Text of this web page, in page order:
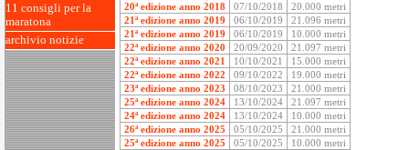
11 consigli per la
maratona
archivio notizie
20ª edizione anno 2018
07/10/2018
20.000 metri
21ª edizione anno 2019
06/10/2019
21.096 metri
21ª edizione anno 2019
06/10/2019
10.000 metri
22ª edizione anno 2020
20/09/2020
21.097 metri
22ª edizione anno 2021
10/10/2021
15.000 metri
22ª edizione anno 2022
09/10/2022
19.000 metri
23ª edizione anno 2023
08/10/2023
21.000 metri
25ª edizione anno 2024
13/10/2024
21.097 metri
24ª edizione anno 2024
13/10/2024
10.000 metri
26ª edizione anno 2025
05/10/2025
21.000 metri
25ª edizione anno 2025
05/10/2025
10.000 metri